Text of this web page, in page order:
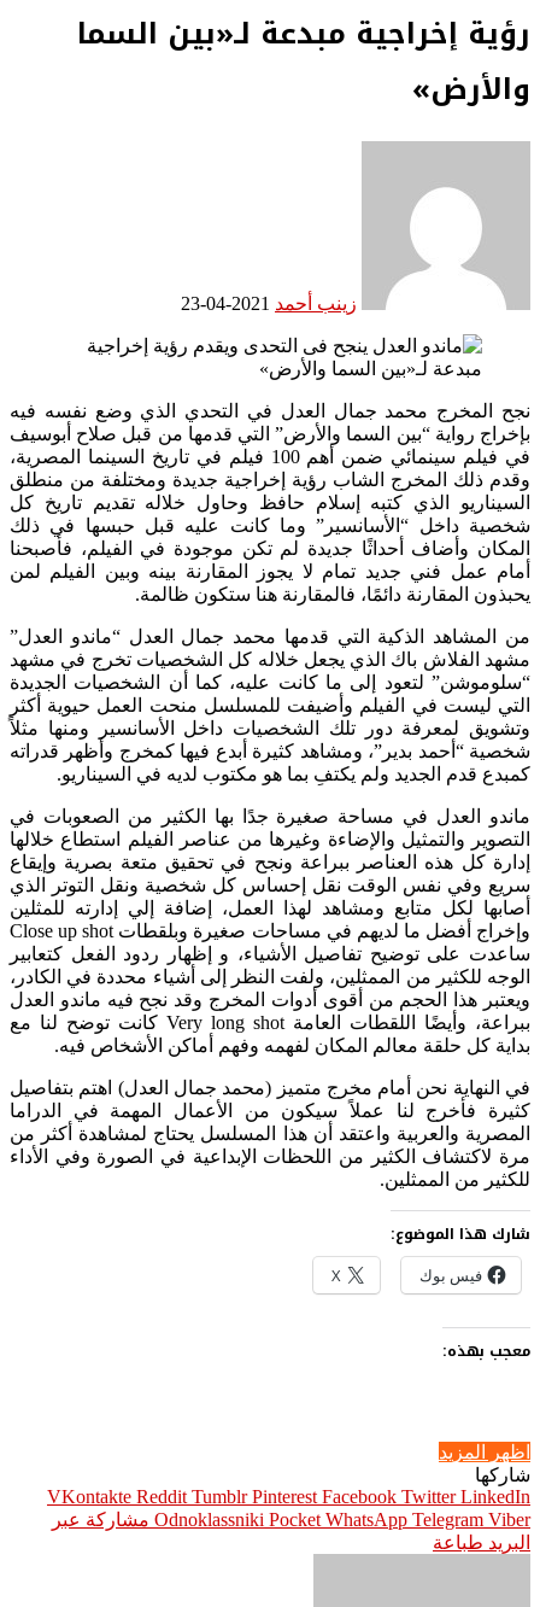
رؤية إخراجية مبدعة لـ«بين السما
والأرض»
زينب أحمد 2021-04-23
نجح المخرج محمد جمال العدل في التحدي الذي وضع نفسه فيه
بإخراج رواية “بين السما والأرض” التي قدمها من قبل صلاح أبوسيف
في فيلم سينمائي ضمن أهم 100 فيلم في تاريخ السينما المصرية،
وقدم ذلك المخرج الشاب رؤية إخراجية جديدة ومختلفة من منطلق
السيناريو الذي كتبه إسلام حافظ وحاول خلاله تقديم تاريخ كل
شخصية داخل “الأسانسير” وما كانت عليه قبل حبسها في ذلك
المكان وأضاف أحداثًا جديدة لم تكن موجودة في الفيلم، فأصبحنا
أمام عمل فني جديد تمام لا يجوز المقارنة بينه وبين الفيلم لمن
يحبذون المقارنة دائمًا، فالمقارنة هنا ستكون ظالمة.
من المشاهد الذكية التي قدمها محمد جمال العدل “ماندو العدل”
مشهد الفلاش باك الذي يجعل خلاله كل الشخصيات تخرج في مشهد
“سلوموشن” لتعود إلى ما كانت عليه، كما أن الشخصيات الجديدة
التي ليست في الفيلم وأضيفت للمسلسل منحت العمل حيوية أكثر
وتشويق لمعرفة دور تلك الشخصيات داخل الأسانسير ومنها مثلاً
شخصية “أحمد بدير”، ومشاهد كثيرة أبدع فيها كمخرج وأظهر قدراته
كمبدع قدم الجديد ولم يكتفِ بما هو مكتوب لديه في السيناريو.
ماندو العدل في مساحة صغيرة جدًا بها الكثير من الصعوبات في
التصوير والتمثيل والإضاءة وغيرها من عناصر الفيلم استطاع خلالها
إدارة كل هذه العناصر ببراعة ونجح في تحقيق متعة بصرية وإيقاع
سريع وفي نفس الوقت نقل إحساس كل شخصية ونقل التوتر الذي
أصابها لكل متابع ومشاهد لهذا العمل، إضافة إلي إدارته للمثلين
وإخراج أفضل ما لديهم في مساحات صغيرة وبلقطات Close up shot
ساعدت على توضيح تفاصيل الأشياء، و إظهار ردود الفعل كتعابير
الوجه للكثير من الممثلين، ولفت النظر إلى أشياء محددة في الكادر،
ويعتبر هذا الحجم من أقوى أدوات المخرج وقد نجح فيه ماندو العدل
ببراعة، وأيضًا اللقطات العامة Very long shot كانت توضح لنا مع
بداية كل حلقة معالم المكان لفهمه وفهم أماكن الأشخاص فيه.
في النهاية نحن أمام مخرج متميز (محمد جمال العدل) اهتم بتفاصيل
كثيرة فأخرج لنا عملاً سيكون من الأعمال المهمة في الدراما
المصرية والعربية واعتقد أن هذا المسلسل يحتاج لمشاهدة أكثر من
مرة لاكتشاف الكثير من اللحظات الإبداعية في الصورة وفي الأداء
للكثير من الممثلين.
شارك هذا الموضوع:
فيس بوك X
معجب بهذه:
اظهر المزيد
شاركها
Facebook Twitter LinkedIn
Pinterest
Odnoklassniki Pocket WhatsApp Telegram Viber
مشاركة عبر
البريد طباعة